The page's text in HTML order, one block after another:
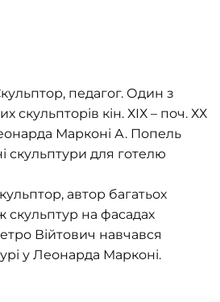
педагог. Один з
скульпторів кін. ХІХ – поч. ХХ
Марконі А. Попель
скульптури для готелю
автор багатьох
скульптур на фасадах
Війтович навчався
у Леонарда Марконі.